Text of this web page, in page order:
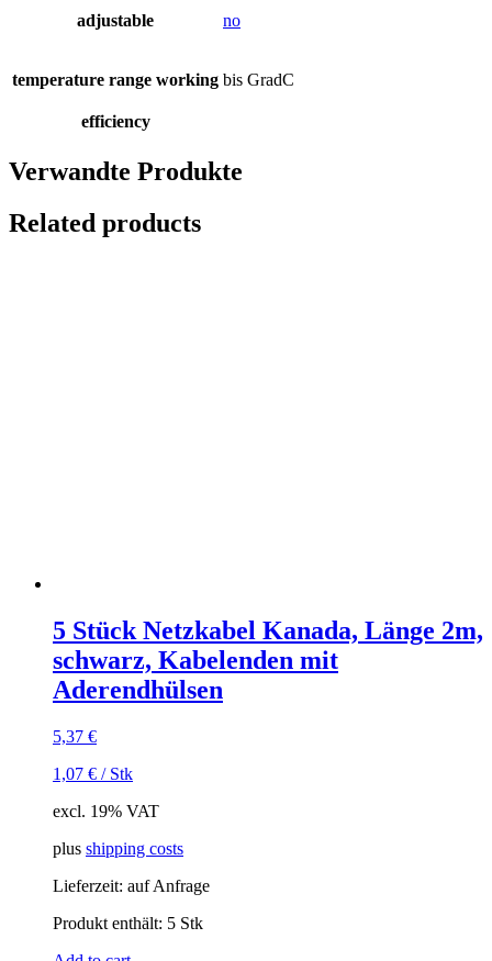
adjustable no
temperature range working bis GradC
efficiency
Verwandte Produkte
Related products
5 Stück Netzkabel Kanada, Länge 2m,
schwarz, Kabelenden mit
Aderendhülsen
5,37 €
1,07 € / Stk
excl. 19% VAT
plus shipping costs
Lieferzeit: auf Anfrage
Produkt enthält: 5 Stk